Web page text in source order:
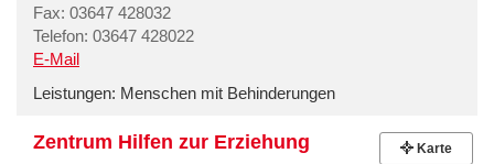
Fax: 03647 428032
Telefon: 03647 428022
E-Mail
Leistungen: Menschen mit Behinderungen
Zentrum Hilfen zur Erziehung Karte